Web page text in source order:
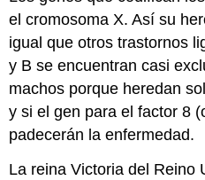
el cromosoma X. Así su
igual que otros trastornos
y B se encuentran casi
machos porque heredan
y si el gen para el factor 8
padecerán la enfermedad.
La reina Victoria del Reino